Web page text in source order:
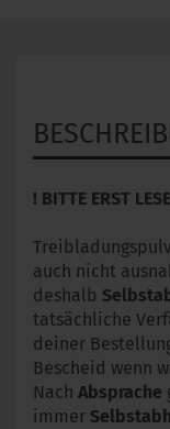
! BITTE ERST
auch nicht
deshalb
tatsächliche
deiner
Bescheid wenn
Nach Absprache
immer